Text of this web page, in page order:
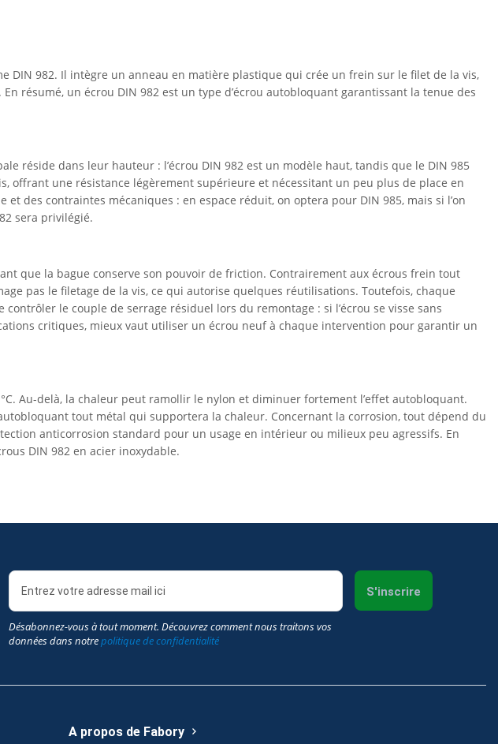
DIN 982. Il intègre un anneau en matière plastique qui crée un frein sur le filet de la vis,
résumé, un écrou DIN 982 est un type d’écrou autobloquant garantissant la tenue des
réside dans leur hauteur : l’écrou DIN 982 est un modèle haut, tandis que le DIN 985
offrant une résistance légèrement supérieure et nécessitant un peu plus de place en
des contraintes mécaniques : en espace réduit, on optera pour DIN 985, mais si l’on
sera privilégié.
que la bague conserve son pouvoir de friction. Contrairement aux écrous frein tout
pas le filetage de la vis, ce qui autorise quelques réutilisations. Toutefois, chaque
le couple de serrage résiduel lors du remontage : si l’écrou se visse sans
critiques, mieux vaut utiliser un écrou neuf à chaque intervention pour garantir un
Au-delà, la chaleur peut ramollir le nylon et diminuer fortement l’effet autobloquant.
tout métal qui supportera la chaleur. Concernant la corrosion, tout dépend du
anticorrosion standard pour un usage en intérieur ou milieux peu agressifs. En
DIN 982 en acier inoxydable.
Désabonnez-vous à tout moment. Découvrez comment nous traitons vos
données dans notrepolitique de confidentialité
S'inscrire
A propos de Fabory